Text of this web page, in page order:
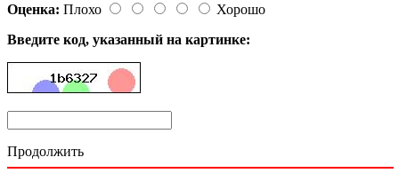
Оценка: Плохо
Хорошо
Введите код, указанный на картинке:
Продолжить